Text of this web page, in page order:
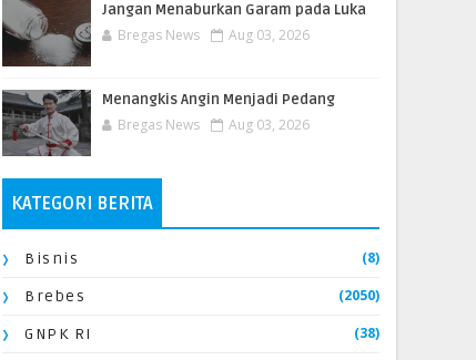
Jangan Menaburkan Garam pada Luka
Bregas News Aug 03, 2026
Menangkis Angin Menjadi Pedang
Bregas News Aug 03, 2026
KATEGORI BERITA
Bisnis (8)
Brebes (2050)
GNPK RI (38)